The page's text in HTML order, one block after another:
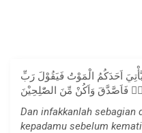
اَحَدَكُمُ الْمَوْتُ فَيَقُوْلَ رَبِّ
فَاَصَّدَّقَ وَاَكُنْ مِّنَ الصّٰلِحِيْنَ
Dan infakkanlah sebagian
kepadamu sebelum